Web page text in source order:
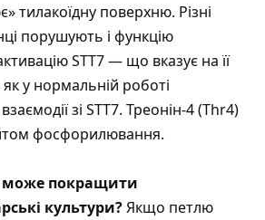
тилакоїдну поверхню. Різні
порушують і функцію
STT7 — що вказує на її
у нормальній роботі
зі STT7. Треонін-4 (Thr4)
фосфорилювання.
може покращити
культури?Якщо петлю